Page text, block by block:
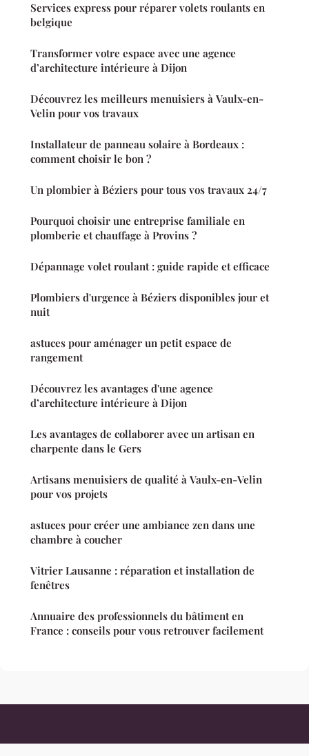
Services express pour réparer volets roulants en
belgique
Transformer votre espace avec une agence
d’architecture intérieure à Dijon
Découvrez les meilleurs menuisiers à Vaulx-en-
Velin pour vos travaux
Installateur de panneau solaire à Bordeaux :
comment choisir le bon ?
Un plombier à Béziers pour tous vos travaux 24/7
Pourquoi choisir une entreprise familiale en
plomberie et chauffage à Provins ?
Dépannage volet roulant : guide rapide et efficace
Plombiers d'urgence à Béziers disponibles jour et
nuit
astuces pour aménager un petit espace de
rangement
Découvrez les avantages d'une agence
d’architecture intérieure à Dijon
Les avantages de collaborer avec un artisan en
charpente dans le Gers
Artisans menuisiers de qualité à Vaulx-en-Velin
pour vos projets
astuces pour créer une ambiance zen dans une
chambre à coucher
Vitrier Lausanne : réparation et installation de
fenêtres
Annuaire des professionnels du bâtiment en
France : conseils pour vous retrouver facilement
Telrose 3G